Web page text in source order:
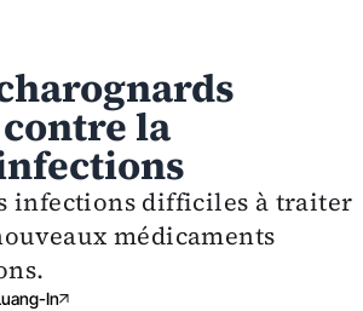
la
infections difficiles à traiter
médicaments
In